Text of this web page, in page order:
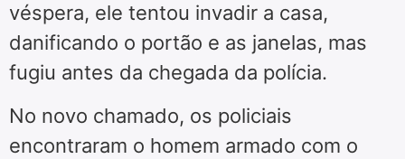
véspera, ele tentou invadir a casa,
danificando o portão e as janelas, mas
fugiu antes da chegada da polícia.
No novo chamado, os policiais
encontraram o homem armado com o